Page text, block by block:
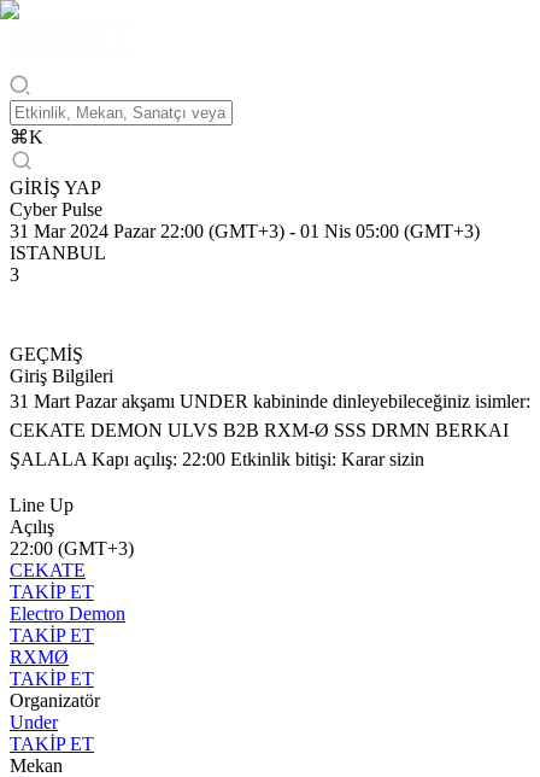
⌘K
GİRİŞ YAP
Cyber Pulse
31 Mar 2024 Pazar 22:00 (GMT+3) - 01 Nis 05:00 (GMT+3)
ISTANBUL
3
GEÇMİŞ
Giriş Bilgileri
31 Mart Pazar akşamı UNDER kabininde dinleyebileceğiniz isimler:
CEKATE DEMON ULVS B2B RXM-Ø SSS DRMN BERKAI
ŞALALA Kapı açılış: 22:00 Etkinlik bitişi: Karar sizin
Line Up
Açılış
22:00 (GMT+3)
CEKATE
TAKİP ET
Electro Demon
TAKİP ET
RXMØ
TAKİP ET
Organizatör
Under
TAKİP ET
Mekan